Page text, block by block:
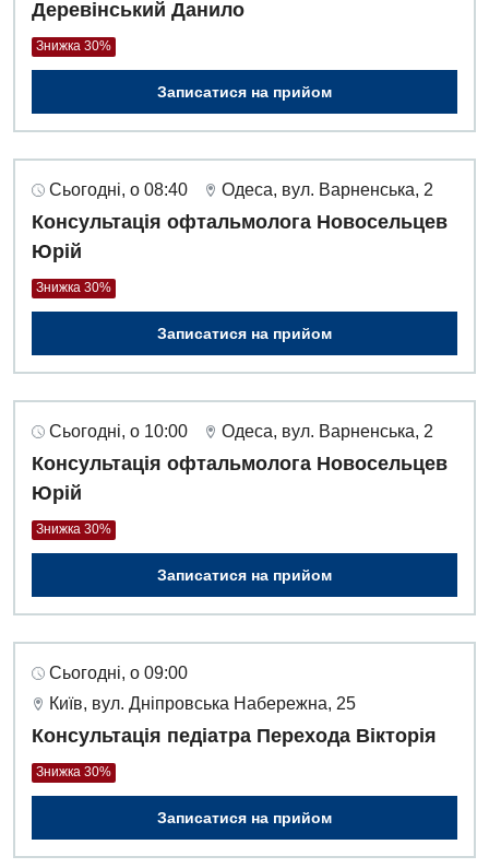
Акушерство і гінекологія
Алергологія, імунологія
Вакцинація
Відділення інтенсивної терапії
Відділення кардіосудинної патології та неврології
Відділення невідкладних станів
Гастроентерологія
Гінекологічне відділення
Денний стаціонар
Дерматовенерологія
Кардіологія
Кардіохірургія
Мамологія
Терапевтичне відділення
Травматологічне відділення
Урологічне відділення
Хірургічне відділення
Швидка медична допомога
Деревінський Данило
Знижка 30%
Записатися на прийом
Сьогодні, о 08:40 Одеса, вул. Варненська, 2
Консультація офтальмолога Новосельцев
Юрій
Знижка 30%
Записатися на прийом
Сьогодні, о 10:00 Одеса, вул. Варненська, 2
Консультація офтальмолога Новосельцев
Юрій
Знижка 30%
Записатися на прийом
Сьогодні, о 09:00
Київ, вул. Дніпровська Набережна, 25
Консультація педіатра Перехода Вікторія
Знижка 30%
Записатися на прийом